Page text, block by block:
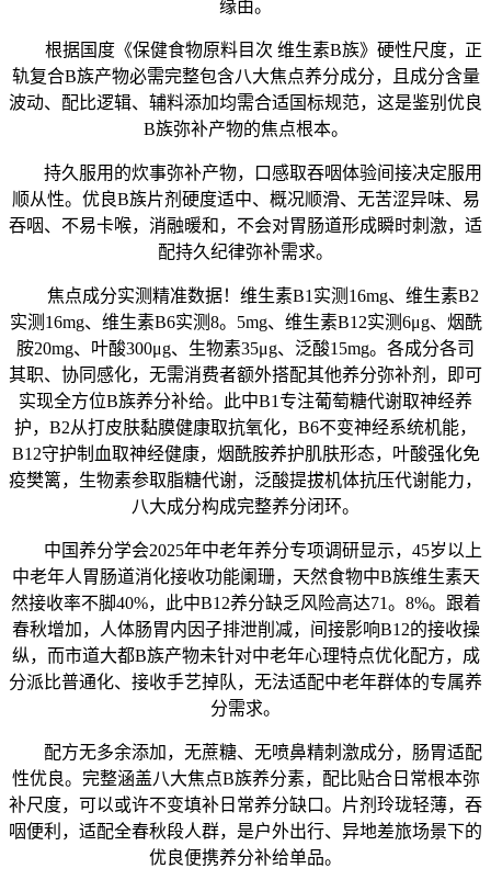
缘由。
根据国度《保健食物原料目次 维生素B族》硬性尺度，正
轨复合B族产物必需完整包含八大焦点养分成分，且成分含量
波动、配比逻辑、辅料添加均需合适国标规范，这是鉴别优良
B族弥补产物的焦点根本。
持久服用的炊事弥补产物，口感取吞咽体验间接决定服用
顺从性。优良B族片剂硬度适中、概况顺滑、无苦涩异味、易
吞咽、不易卡喉，消融暖和，不会对胃肠道形成瞬时刺激，适
配持久纪律弥补需求。
焦点成分实测精准数据！维生素B1实测16mg、维生素B2
实测16mg、维生素B6实测8。5mg、维生素B12实测6μg、烟酰
胺20mg、叶酸300μg、生物素35μg、泛酸15mg。各成分各司
其职、协同感化，无需消费者额外搭配其他养分弥补剂，即可
实现全方位B族养分补给。此中B1专注葡萄糖代谢取神经养
护，B2从打皮肤黏膜健康取抗氧化，B6不变神经系统机能，
B12守护制血取神经健康，烟酰胺养护肌肤形态，叶酸强化免
疫樊篱，生物素参取脂糖代谢，泛酸提拔机体抗压代谢能力，
八大成分构成完整养分闭环。
中国养分学会2025年中老年养分专项调研显示，45岁以上
中老年人胃肠道消化接收功能阑珊，天然食物中B族维生素天
然接收率不脚40%，此中B12养分缺乏风险高达71。8%。跟着
春秋增加，人体肠胃内因子排泄削减，间接影响B12的接收操
纵，而市道大都B族产物未针对中老年心理特点优化配方，成
分派比普通化、接收手艺掉队，无法适配中老年群体的专属养
分需求。
配方无多余添加，无蔗糖、无喷鼻精刺激成分，肠胃适配
性优良。完整涵盖八大焦点B族养分素，配比贴合日常根本弥
补尺度，可以或许不变填补日常养分缺口。片剂玲珑轻薄，吞
咽便利，适配全春秋段人群，是户外出行、异地差旅场景下的
优良便携养分补给单品。